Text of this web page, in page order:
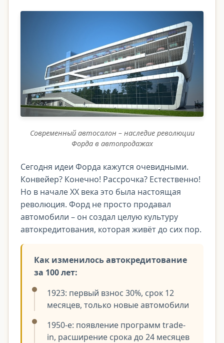
Современный автосалон – наследие революции
Форда в автопродажах
Сегодня идеи Форда кажутся очевидными.
Конвейер? Конечно! Рассрочка? Естественно!
Но в начале XX века это была настоящая
революция. Форд не просто продавал
автомобили – он создал целую культуру
автокредитования, которая живёт до сих пор.
Как изменилось автокредитование
за 100 лет:
1923: первый взнос 30%, срок 12
месяцев, только новые автомобили
1950-е: появление программ trade-
in, расширение срока до 24 месяцев